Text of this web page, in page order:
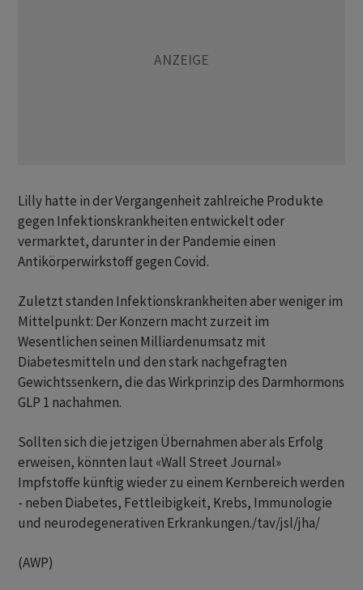
Lilly hatte in der Vergangenheit zahlreiche Produkte
gegen Infektionskrankheiten entwickelt oder
vermarktet, darunter in der Pandemie einen
Antikörperwirkstoff gegen Covid.
Zuletzt standen Infektionskrankheiten aber weniger im
Mittelpunkt: Der Konzern macht zurzeit im
Wesentlichen seinen Milliardenumsatz mit
Diabetesmitteln und den stark nachgefragten
Gewichtssenkern, die das Wirkprinzip des Darmhormons
GLP 1 nachahmen.
Sollten sich die jetzigen Übernahmen aber als Erfolg
erweisen, könnten laut «Wall Street Journal»
Impfstoffe künftig wieder zu einem Kernbereich werden
- neben Diabetes, Fettleibigkeit, Krebs, Immunologie
und neurodegenerativen Erkrankungen./tav/jsl/jha/
(AWP)